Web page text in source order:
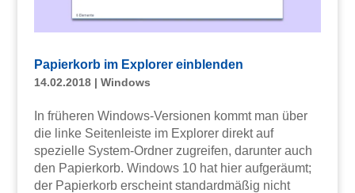
Papierkorb im Explorer einblenden
14.02.2018| Windows
In früheren Windows-Versionen kommt man über
die linke Seitenleiste im Explorer direkt auf
spezielle System-Ordner zugreifen, darunter auch
den Papierkorb. Windows 10 hat hier aufgeräumt;
der Papierkorb erscheint standardmäßig nicht